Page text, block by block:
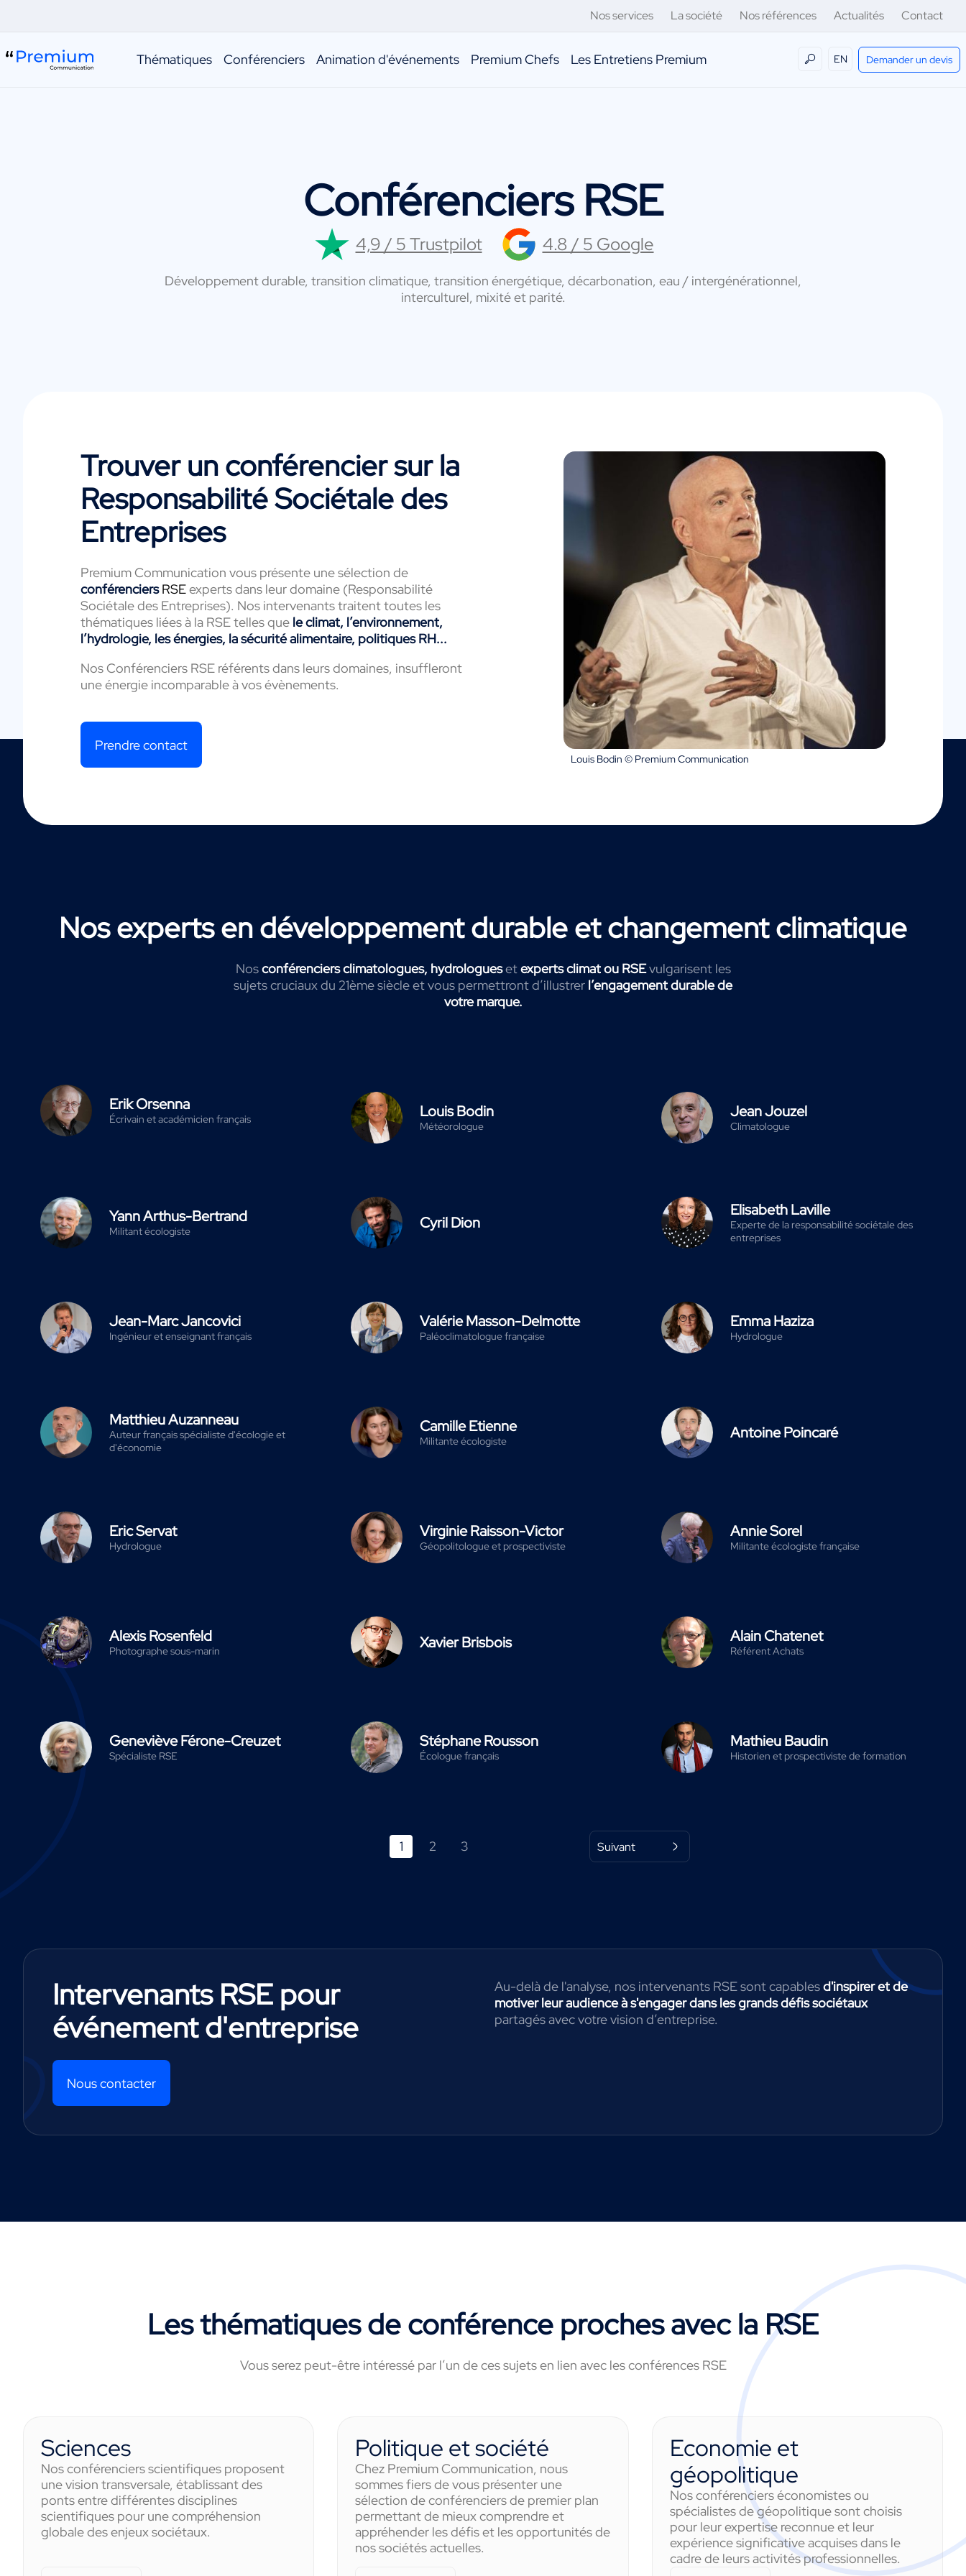
Nos services La société Nos références Actualités Contact
Thématiques Conférenciers Animation d'événements Premium Chefs Les Entretiens Premium EN Demander un devis
Conférenciers RSE
4,9 / 5 Trustpilot 4.8 / 5 Google
Développement durable, transition climatique, transition énergétique, décarbonation, eau / intergénérationnel,
interculturel, mixité et parité.
Louis Bodin © Premium Communication
Trouver un conférencier sur la
Responsabilité Sociétale des
Entreprises
Premium Communication vous présente une sélection de
conférenciers RSEexperts dans leur domaine (Responsabilité
Sociétale des Entreprises). Nos intervenants traitent toutes les
thématiques liées à la RSE telles que le climat, l’environnement,
l’hydrologie, les énergies, la sécurité alimentaire, politiques RH...
Nos Conférenciers RSE référents dans leurs domaines, insuffleront
une énergie incomparable à vos évènements.
Prendre contact
Nos experts en développement durable et changement climatique
Nosconférenciersclimatologues, hydrologuesetexperts climat ou RSEvulgarisent les
sujets cruciaux du 21ème siècle et vous permettront d’illustrer l’engagement durable de
votre marque.
Erik Orsenna
Écrivain et académicien français Louis Bodin
Météorologue
Jean Jouzel
Climatologue
Yann Arthus-Bertrand
Militant écologiste Cyril Dion
Elisabeth Laville
Experte de la responsabilité sociétale des
entreprises
Jean-Marc Jancovici
Ingénieur et enseignant français
Valérie Masson-Delmotte
Paléoclimatologue française
Emma Haziza
Hydrologue
Matthieu Auzanneau
Auteur français spécialiste d'écologie et
d'économie
Camille Etienne
Militante écologiste Antoine Poincaré
Eric Servat
Hydrologue
Virginie Raisson-Victor
Géopolitologue et prospectiviste
Annie Sorel
Militante écologiste française
Alexis Rosenfeld
Photographe sous-marin Xavier Brisbois Alain Chatenet
Référent Achats
Geneviève Férone-Creuzet
Spécialiste RSE
Stéphane Rousson
Écologue français
Mathieu Baudin
Historien et prospectiviste de formation
1 2 3 Suivant
Intervenants RSE pour
événement d'entreprise
Nous contacter
Au-delà de l'analyse, nos intervenants RSE sont capablesd'inspirer et de
motiver leur audience à s'engager dans les grands défis sociétaux
partagés avec votre vision d’entreprise.
Les thématiques de conférence proches avec la RSE
Vous serez peut-être intéressé par l’un de ces sujets en lien avec les conférences RSE
Sciences
Nos conférenciers scientifiques proposent
une vision transversale, établissant des
ponts entre différentes disciplines
scientifiques pour une compréhension
globale des enjeux sociétaux.
Politique et société
Chez Premium Communication, nous
sommes fiers de vous présenter une
sélection de conférenciers de premier plan
permettant de mieux comprendre et
appréhender les défis et les opportunités de
nos sociétés actuelles.
Economie et
géopolitique
Nos conférenciers économistes ou
spécialistes de géopolitique sont choisis
pour leur expertise reconnue et leur
expérience significative acquises dans le
cadre de leurs activités professionnelles.